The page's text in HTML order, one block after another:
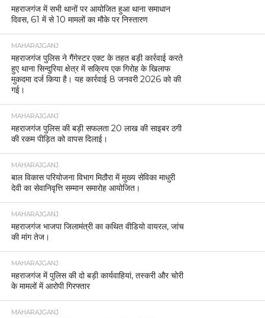
महराजगंज में सभी थानों पर आयोजित हुआ थाना समाधान
दिवस, 61 में से 10 मामलों का मौके पर निस्तारण
MAHARAJGANJ
महराजगंज पुलिस ने गैंगेस्टर एक्ट के तहत बड़ी कार्रवाई करते
हुए थाना सिन्दुरिया क्षेत्र में सक्रिय एक गिरोह के खिलाफ
मुकदमा दर्ज किया है। यह कार्रवाई 8 जनवरी 2026 को की
गई।
MAHARAJGANJ
महराजगंज पुलिस की बड़ी सफलता 20 लाख की साइबर ठगी
की रकम पीड़ित को वापस दिलाई।
MAHARAJGANJ
बाल विकास परियोजना विभाग मिठौरा में मुख्य सेविका माधुरी
देवी का सेवानिवृत्ति सम्मान समारोह आयोजित।
MAHARAJGANJ
महराजगंज भाजपा जिलामंत्री का कथित वीडियो वायरल, जांच
की मांग तेज।
MAHARAJGANJ
महराजगंज में पुलिस की दो बड़ी कार्यवाहियां, तस्करी और चोरी
के मामलों में आरोपी गिरफ्तार
MAHARAJGANJ